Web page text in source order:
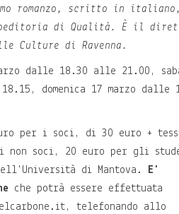
romanzo, scritto in italiano,
di Qualità. È il
Culture di Ravenna.
dalle 18.30 alle 21.00,
domenica 17 marzo dalle
per i soci, di 30 euro +
i non soci, 20 euro per gli
di Mantova.
E'
che potrà essere effettuata
, telefonando allo